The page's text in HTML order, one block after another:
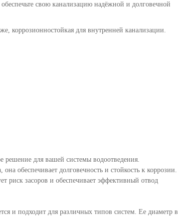
свою канализацию надёжной и долговечной
коррозионностойкая для внутренней канализации.
для вашей системы водоотведения.
обеспечивает долговечность и стойкость к коррозии.
риск засоров и обеспечивает эффективный отвод
и подходит для различных типов систем. Ее диаметр в